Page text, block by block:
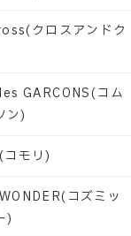
クロスアンドク
GARCONS(コム
ン)
モリ)
コズミッ
)